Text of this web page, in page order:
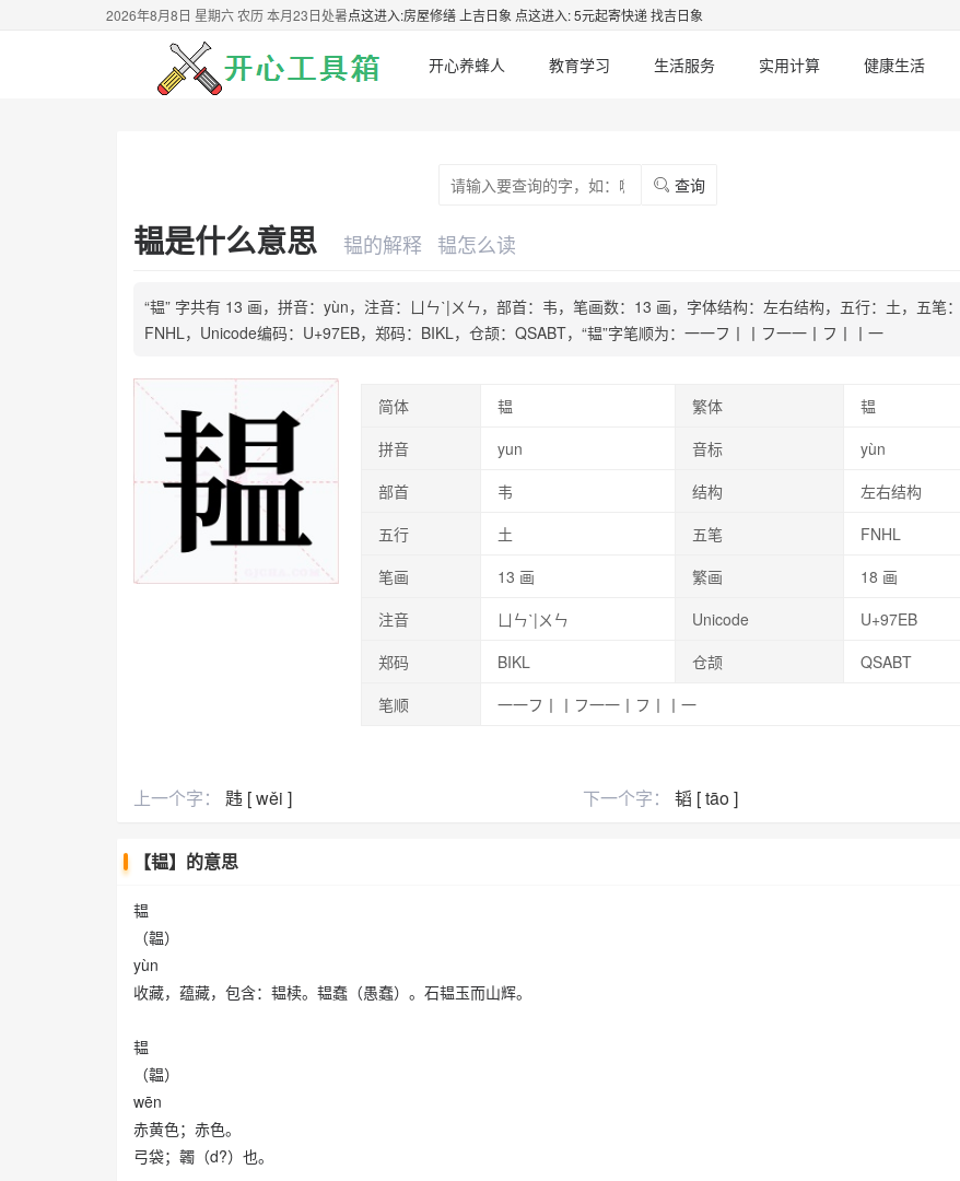
2026年8月8日 星期六 农历 本月23日处暑点这进入:房屋修缮 上吉日象 点这进入: 5元起寄快递 找吉日象
开心养蜂人 教育学习 生活服务 实用计算 健康生活
查询
韫是什么意思 韫的解释 韫怎么读
“韫” 字共有 13 画，拼音：yùn，注音：ㄩㄣˋ|ㄨㄣ，部首：韦，笔画数：13 画，字体结构：左右结构，五行：土，五笔：
FNHL，Unicode编码：U+97EB，郑码：BIKL，仓颉：QSABT，“韫”字笔顺为：一一フ丨丨フ一一丨フ丨丨一
简体 韫 繁体
韫
拼音
yun 音标
yùn
部首
韦 结构
左右结构
五行
土 五笔
FNHL
笔画
13 画 繁画
18 画
注音
ㄩㄣˋ|ㄨㄣ Unicode
U+97EB
郑码
BIKL 仓颉
QSABT
笔顺
一一フ丨丨フ一一丨フ丨丨一
上一个字： 韪 [ wěi ] 下一个字： 韬 [ tāo ]
【韫】的意思
韫
（韞）
yùn
收藏，蕴藏，包含：韫椟。韫蠢（愚蠢）。石韫玉而山辉。
韫
（韞）
wēn
赤黄色；赤色。
弓袋；韣（d?）也。